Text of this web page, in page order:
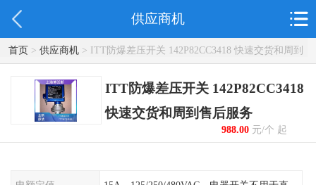
供应商机
首页> 供应商机> ITT防爆差压开关 142P82CC3418 快速交货和周到
售后服务
ITT防爆差压开关 142P82CC3418
快速交货和周到售后服务
988.00元/个 起